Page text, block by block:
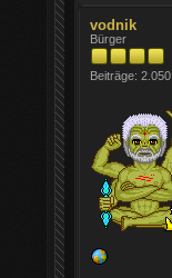
vodnik
Bürger
Beiträge: 2.050